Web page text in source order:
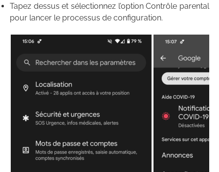
Tapez dessus et sélectionnez l’option Contrôle parental
pour lancer le processus de configuration.